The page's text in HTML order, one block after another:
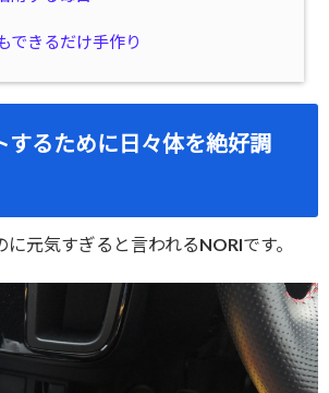
できるだけ手作り
するために日々体を絶好調
元気すぎると言われるNORIです。